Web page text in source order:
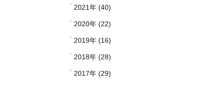
2021年 (40)
2020年 (22)
2019年 (16)
2018年 (28)
2017年 (29)